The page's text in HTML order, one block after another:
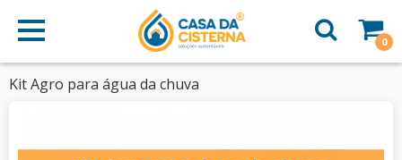
0
Kit Agro para água da chuva